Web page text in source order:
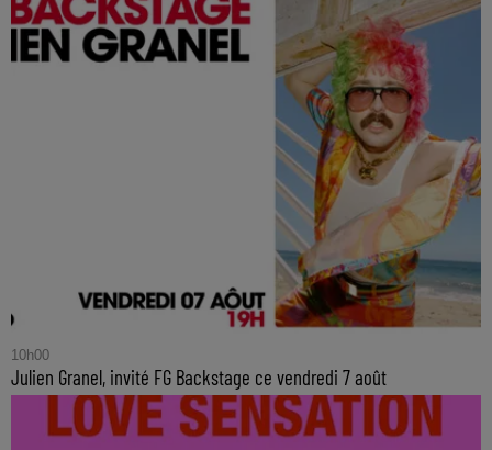
10h00
Julien Granel, invité FG Backstage ce vendredi 7 août